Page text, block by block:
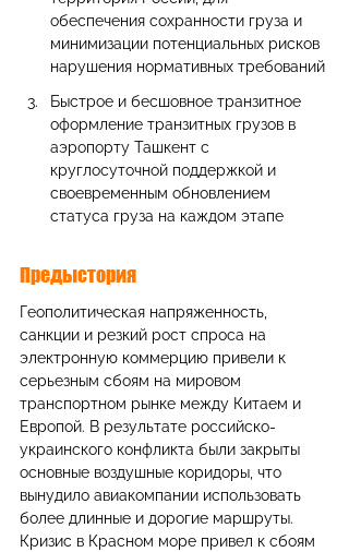
обеспечения сохранности груза и
минимизации потенциальных рисков
нарушения нормативных требований
Быстрое и бесшовное транзитное
оформление транзитных грузов в
аэропорту Ташкент с
круглосуточной поддержкой и
своевременным обновлением
статуса груза на каждом этапе
Предыстория
Геополитическая напряженность,
санкции и резкий рост спроса на
электронную коммерцию привели к
серьезным сбоям на мировом
транспортном рынке между Китаем и
Европой. В результате российско-
украинского конфликта были закрыты
основные воздушные коридоры, что
вынудило авиакомпании использовать
более длинные и дорогие маршруты.
Кризис в Красном море привел к сбоям